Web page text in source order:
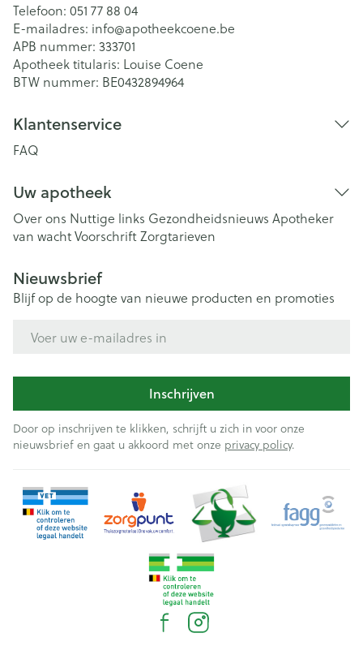
Telefoon: 051 77 88 04
E-mailadres: info@apotheekcoene.be
APB nummer: 333701
Apotheek titularis: Louise Coene
BTW nummer: BE0432894964
Klantenservice
FAQ
Uw apotheek
Over ons Nuttige links Gezondheidsnieuws Apotheker
van wachtVoorschriftZorgtarieven
Nieuwsbrief
Blijf op de hoogte van nieuwe producten en promoties
Inschrijven
Door op inschrijven te klikken, schrijft u zich in voor onze
nieuwsbrief en gaat u akkoord met onze privacy policy.